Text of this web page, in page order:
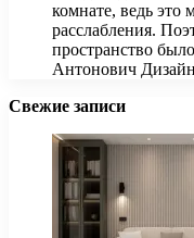
комнате, ведь это
расслабления.
пространство
Антонович
Свежие записи